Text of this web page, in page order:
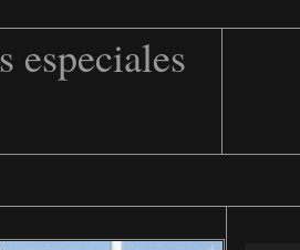
especiales